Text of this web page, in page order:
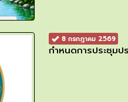
8 กรกฎาคม 2569
กำหนดการประชุมป